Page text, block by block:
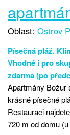
Oblast: Ostrov
Písečná pláž.
Vhodné i pro
zdarma (po
Apartmány Božur
krásné písečné
Restauraci
720 m od domu